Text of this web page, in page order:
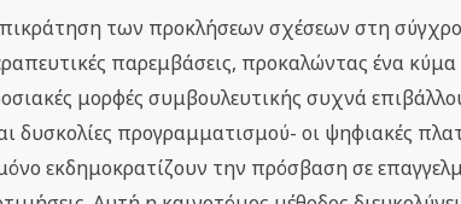
των προκλήσεων σχέσεων στη
παρεμβάσεις, προκαλώντας ένα κύμα
μορφές συμβουλευτικής συχνά
δυσκολίες προγραμματισμού- οι ψηφιακές
εκδημοκρατίζουν την πρόσβαση σε